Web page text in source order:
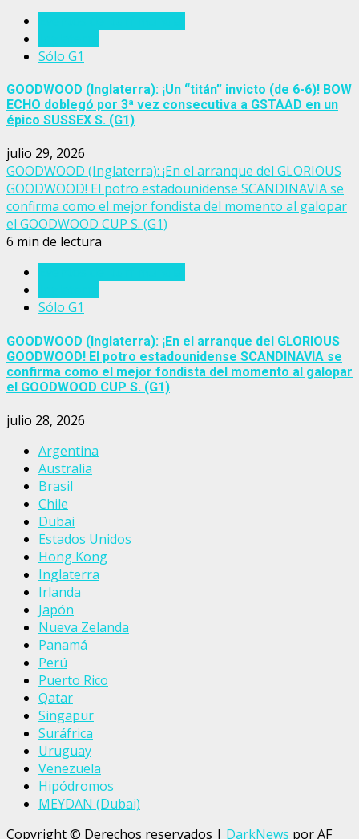
Sólo G1
GOODWOOD (Inglaterra): ¡Un “titán” invicto (de 6-6)! BOW
ECHO doblegó por 3ª vez consecutiva a GSTAAD en un
épico SUSSEX S. (G1)
julio 29, 2026
GOODWOOD (Inglaterra): ¡En el arranque del GLORIOUS
GOODWOOD! El potro estadounidense SCANDINAVIA se
confirma como el mejor fondista del momento al galopar
el GOODWOOD CUP S. (G1)
6 min de lectura
Sólo G1
GOODWOOD (Inglaterra): ¡En el arranque del GLORIOUS
GOODWOOD! El potro estadounidense SCANDINAVIA se
confirma como el mejor fondista del momento al galopar
el GOODWOOD CUP S. (G1)
julio 28, 2026
Argentina
Australia
Brasil
Chile
Dubai
Estados Unidos
Hong Kong
Inglaterra
Irlanda
Japón
Nueva Zelanda
Panamá
Perú
Puerto Rico
Qatar
Singapur
Suráfrica
Uruguay
Venezuela
Hipódromos
MEYDAN (Dubai)
Copyright © Derechos reservados | DarkNews por AF